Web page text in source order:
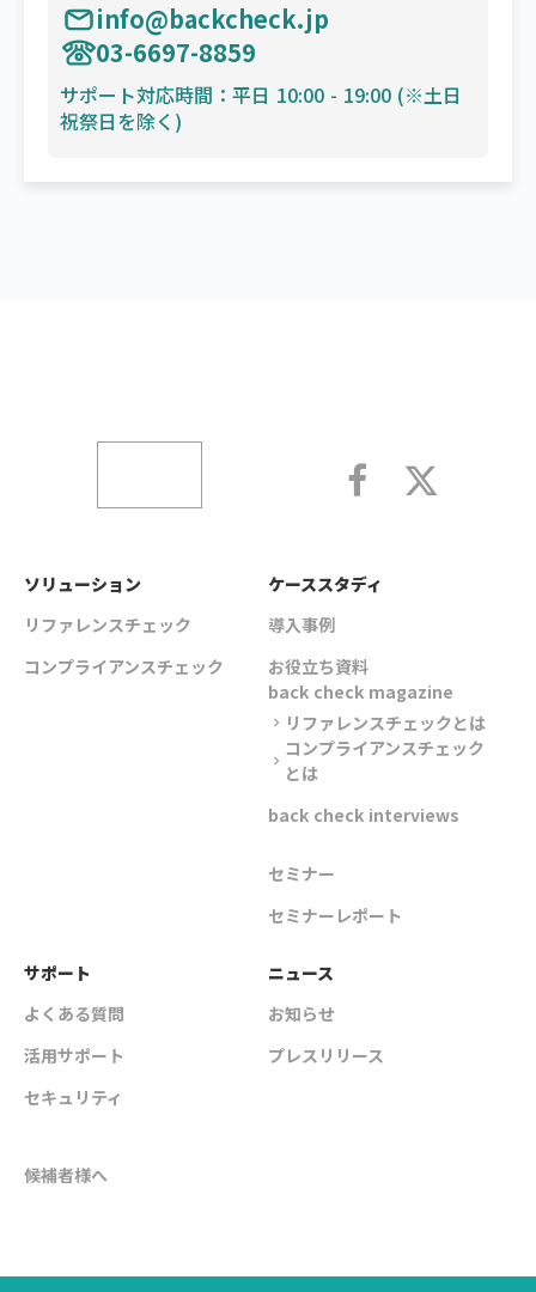
info@backcheck.jp
03-6697-8859
サポート対応時間：平日 10:00 - 19:00 (※土日
祝祭日を除く)
ソリューション
リファレンスチェック
コンプライアンスチェック
ケーススタディ
導入事例
お役立ち資料
back check magazine
chevron_right リファレンスチェックとは
chevron_right
コンプライアンスチェック
とは
back check interviews
セミナー
セミナーレポート
サポート
よくある質問
活用サポート
セキュリティ
ニュース
お知らせ
プレスリリース
候補者様へ